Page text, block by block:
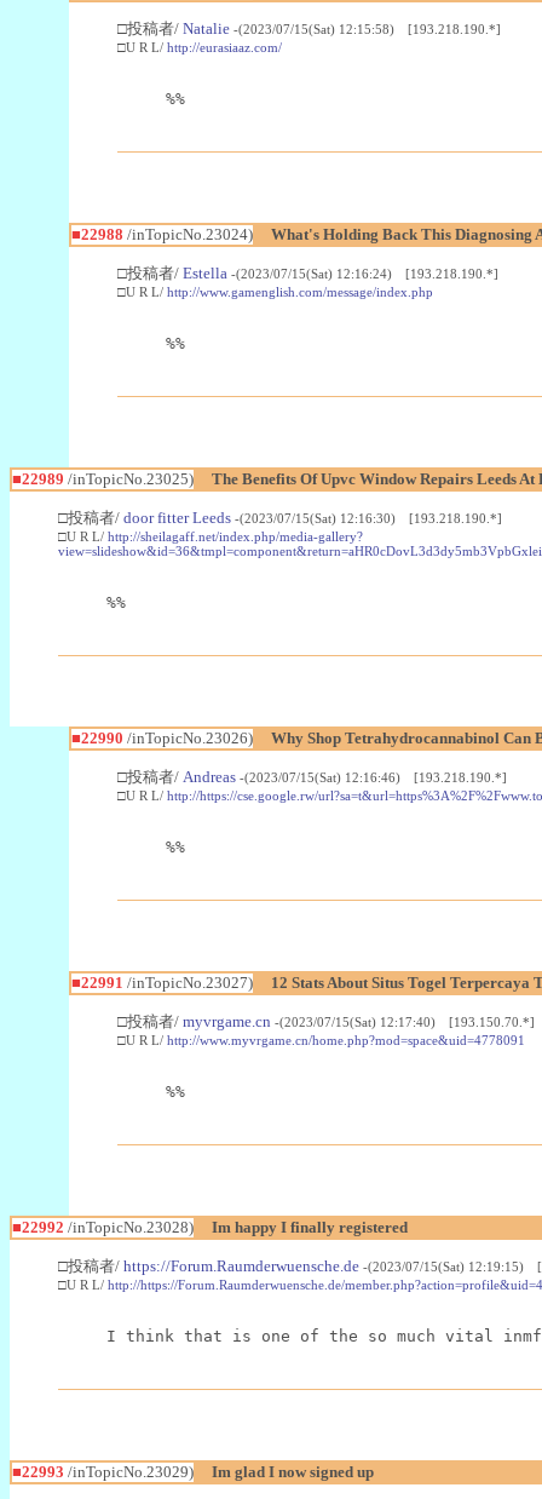
□投稿者/ Natalie -(2023/07/15(Sat) 12:15:58) [193.218.190.*]
□U R L/ http://eurasiaaz.com/
%%
■22988 /inTopicNo.23024) What's Holding Back This Diagnosing
□投稿者/ Estella -(2023/07/15(Sat) 12:16:24) [193.218.190.*]
□U R L/ http://www.gamenglish.com/message/index.php
%%
■22989 /inTopicNo.23025) The Benefits Of Upvc Window Repairs Leeds
□投稿者/ door fitter Leeds -(2023/07/15(Sat) 12:16:30) [193.218.190.*]
□U R L/ http://sheilagaff.net/index.php/media-gallery?
%%
■22990 /inTopicNo.23026) Why Shop Tetrahydrocannabinol Can
□投稿者/ Andreas -(2023/07/15(Sat) 12:16:46) [193.218.190.*]
□U R L/ http://https://cse.google.rw/
%%
■22991 /inTopicNo.23027) 12 Stats About Situs Togel Terpercaya
□投稿者/ myvrgame.cn -(2023/07/15(Sat) 12:17:40) [193.150.70.*]
□U R L/ http://www.myvrgame.cn/home.php?mod=space&uid=4778091
%%
■22992 /inTopicNo.23028) Im happy I finally registered
□投稿者/ https://Forum.Raumderwuensche.de -(2023/07/15(Sat) 12:19:15)
□U R L/ http://https://Forum.Raumderwuensche.de/
I think that is one of the so much vital
■22993 /inTopicNo.23029) Im glad I now signed up